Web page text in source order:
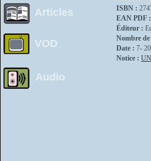
Articles
VOD
Audio
ISBN :
EAN PDF :
Éditeur :
Nombre de
Date : 7-
Notice :